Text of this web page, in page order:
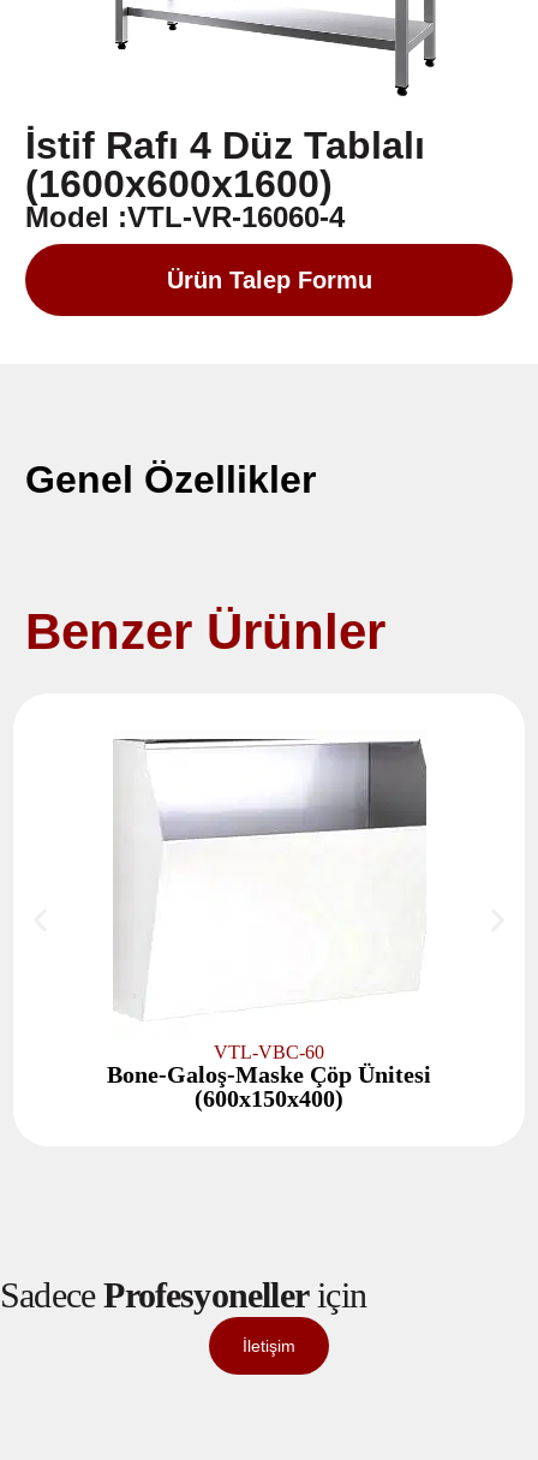
İstif Rafı 4 Düz Tablalı
(1600x600x1600)
Model :VTL-VR-16060-4
Ürün Talep Formu
Genel Özellikler
Benzer Ürünler
VTL-VBC-60
Bone-Galoş-Maske Çöp Ünitesi
(600x150x400)
SadeceProfesyonelleriçin
İletişim